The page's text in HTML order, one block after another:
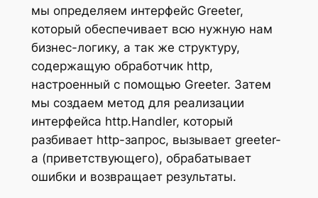
мы определяем интерфейс Greeter,
который обеспечивает всю нужную нам
бизнес-логику, а так же структуру,
содержащую обработчик http,
настроенный с помощью Greeter. Затем
мы создаем метод для реализации
интерфейса http.Handler, который
разбивает http-запрос, вызывает greeter-
a (приветствующего), обрабатывает
ошибки и возвращает результаты.